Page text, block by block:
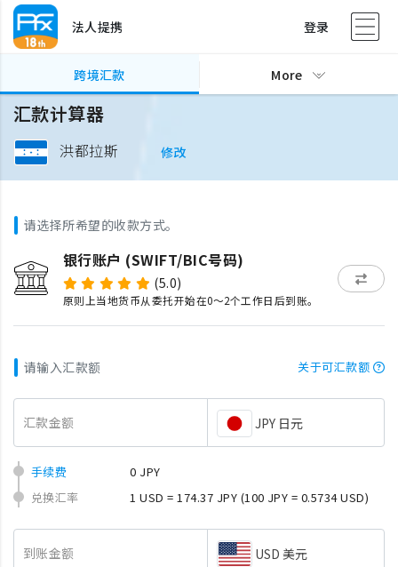
法人提携 登录
跨境汇款 More
汇款计算器
洪都拉斯 修改
请选择所希望的收款方式。
银行账户 (SWIFT/BIC号码)
(5.0)
原则上当地货币从委托开始在0～2个工作日后到账。
请输入汇款额 关于可汇款额
汇款金额 JPY 日元
手续费
0 JPY
兑换汇率
1 USD = 174.37 JPY (100 JPY = 0.5734 USD)
到账金额 USD 美元